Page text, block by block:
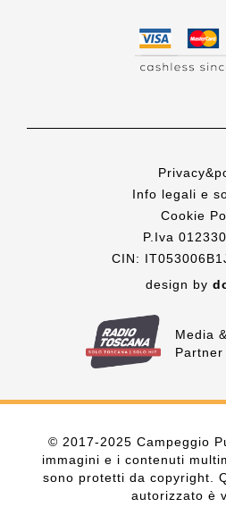
Info legali e
Cookie
P.Iva
CIN:
design by
Media
Partner
© 2017-2025 Campeggio
immagini e i contenuti
sono protetti da copyright.
autorizzato è